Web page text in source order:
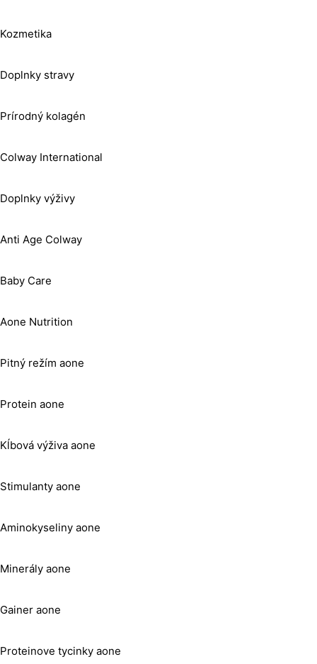
Kozmetika
Doplnky stravy
Prírodný kolagén
Colway International
Doplnky výživy
Anti Age Colway
Baby Care
Aone Nutrition
Pitný režím aone
Protein aone
Kĺbová výživa aone
Stimulanty aone
Aminokyseliny aone
Minerály aone
Gainer aone
Proteinove tycinky aone